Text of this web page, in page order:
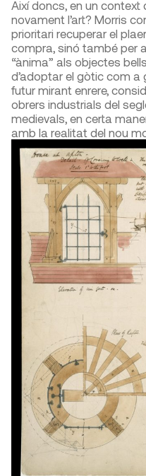
Així doncs, en un context
novament l’art? Morris
prioritari recuperar el
compra, sinó també per
“ànima” als objectes
d’adoptar el gòtic com a
futur mirant enrere,
obrers industrials del
medievals, en certa
amb la realitat del nou